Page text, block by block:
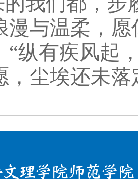
漫与温柔，
“纵有疾风起
，尘埃还未